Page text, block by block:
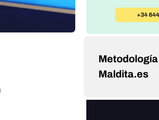
Metodología
Maldita.es